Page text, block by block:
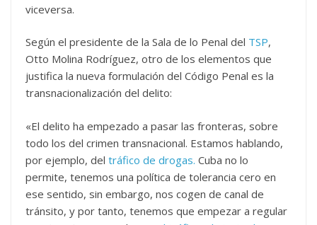
viceversa.
Según el presidente de la Sala de lo Penal del TSP,
Otto Molina Rodríguez, otro de los elementos que
justifica la nueva formulación del Código Penal es la
transnacionalización del delito:
«El delito ha empezado a pasar las fronteras, sobre
todo los del crimen transnacional. Estamos hablando,
por ejemplo, del tráfico de drogas. Cuba no lo
permite, tenemos una política de tolerancia cero en
ese sentido, sin embargo, nos cogen de canal de
tránsito, y por tanto, tenemos que empezar a regular